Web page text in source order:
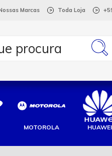
Marcas > Toda Loja >
MOTOROLA HUAWEI